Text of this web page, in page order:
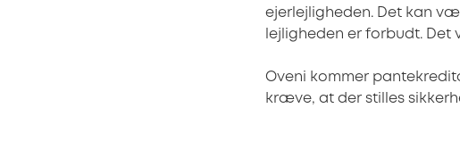
ejerlejligheden. Det kan
lejligheden er forbudt.
Oveni kommer
kræve, at der stilles